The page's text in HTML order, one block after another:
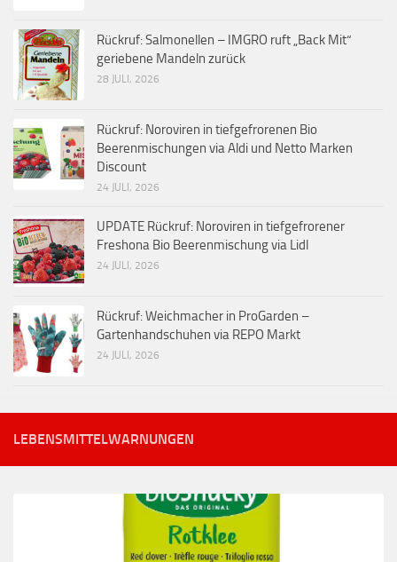
Rückruf: Salmonellen – IMGRO ruft „Back Mit“
geriebene Mandeln zurück
28 JULI, 2026
Rückruf: Noroviren in tiefgefrorenen Bio
Beerenmischungen via Aldi und Netto Marken
Discount
24 JULI, 2026
UPDATE Rückruf: Noroviren in tiefgefrorener
Freshona Bio Beerenmischung via Lidl
24 JULI, 2026
Rückruf: Weichmacher in ProGarden –
Gartenhandschuhen via REPO Markt
24 JULI, 2026
LEBENSMITTELWARNUNGEN